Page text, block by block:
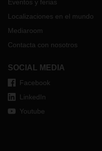
Eventos y ferias
Localizaciones en el mundo
Mediaroom
Contacta con nosotros
SOCIAL MEDIA
Facebook
LinkedIn
Youtube